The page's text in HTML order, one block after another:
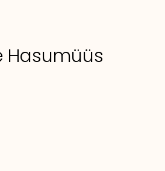
Hasumüüs